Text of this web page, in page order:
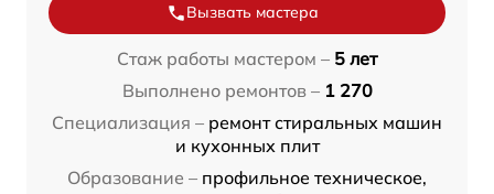
Вызвать мастера
Стаж работы мастером – 5 лет
Выполнено ремонтов – 1 270
Специализация – ремонт стиральных машин
и кухонных плит
Образование – профильное техническое,